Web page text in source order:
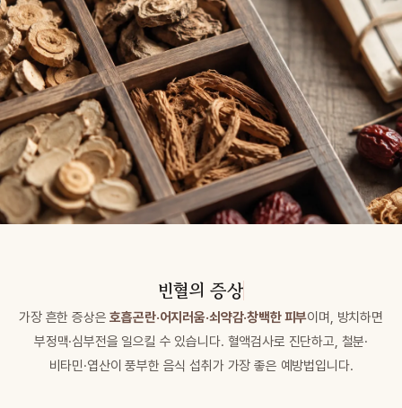
빈혈의 증상
가장 흔한 증상은호흡곤란·어지러움·쇠약감·창백한 피부이며, 방치하면
부정맥·심부전을 일으킬 수 있습니다. 혈액검사로 진단하고, 철분·
비타민·엽산이 풍부한 음식 섭취가 가장 좋은 예방법입니다.